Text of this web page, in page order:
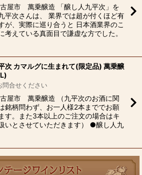
屋市 萬乗醸造 「醸し人九平次」を
平次さんは、 業界では超が付くほど有
が、実際に巡り合うと 日本酒業界のこ
考えている真面目で謙虚な方でした。
次 カマルグに生まれて(限定品) 萬乗醸
問合せください
屋市 萬乗醸造 （九平次のお酒に関
銘柄問わず、お一人様2本まででお願
す。また3本以上のご注文の場合はキ
いとさせていただきます） ●醸し人九